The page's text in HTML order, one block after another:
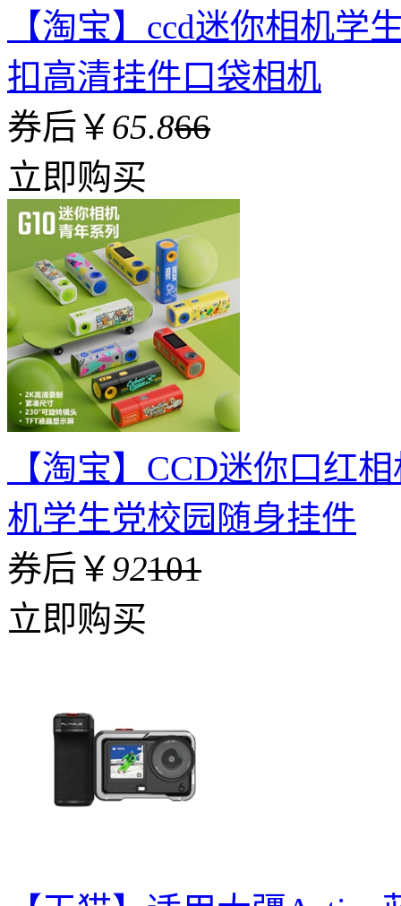
【淘宝】ccd迷你相机学
扣高清挂件口袋相机
券后￥65.866
立即购买
【淘宝】CCD迷你口红
机学生党校园随身挂件
券后￥92101
立即购买